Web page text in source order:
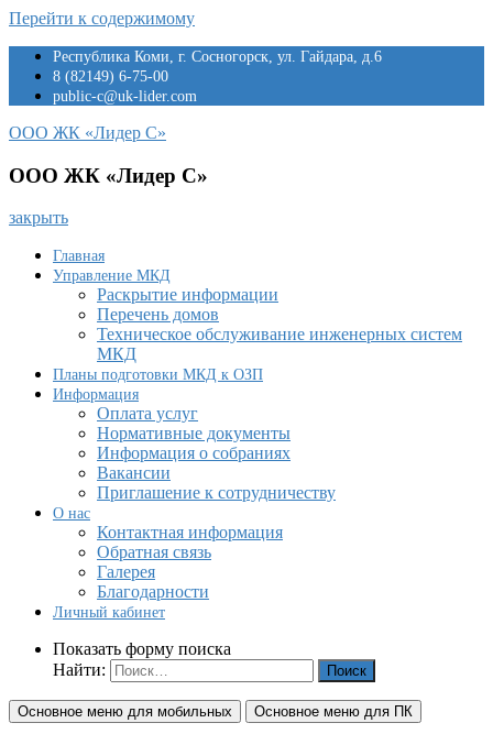
Перейти к содержимому
Республика Коми, г. Сосногорск, ул. Гайдара, д.6
8 (82149) 6-75-00
public-c@uk-lider.com
ООО ЖК «Лидер С»
ООО ЖК «Лидер С»
закрыть
Главная
Управление МКД
Раскрытие информации
Перечень домов
Техническое обслуживание инженерных систем
МКД
Планы подготовки МКД к ОЗП
Информация
Оплата услуг
Нормативные документы
Информация о собраниях
Вакансии
Приглашение к сотрудничеству
О нас
Контактная информация
Обратная связь
Галерея
Благодарности
Личный кабинет
Показать форму поиска
Найти:
Основное меню для мобильных Основное меню для ПК